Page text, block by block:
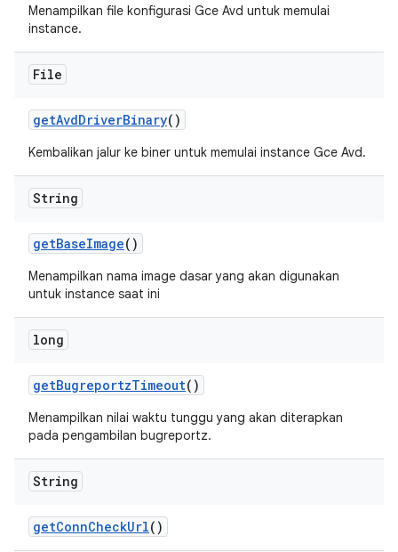
Menampilkan file konfigurasi Gce Avd untuk memulai
instance.
File
getAvdDriverBinary()
Kembalikan jalur ke biner untuk memulai instance Gce Avd.
String
getBaseImage()
Menampilkan nama image dasar yang akan digunakan
untuk instance saat ini
long
getBugreportzTimeout()
Menampilkan nilai waktu tunggu yang akan diterapkan
pada pengambilan bugreportz.
String
getConnCheckUrl()